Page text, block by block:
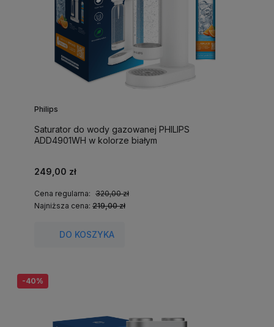
Philips
Saturator do wody gazowanej PHILIPS
ADD4901WH w kolorze białym
249,00 zł
Cena regularna: 320,00 zł
Najniższa cena: 219,00 zł
DO KOSZYKA
-40%